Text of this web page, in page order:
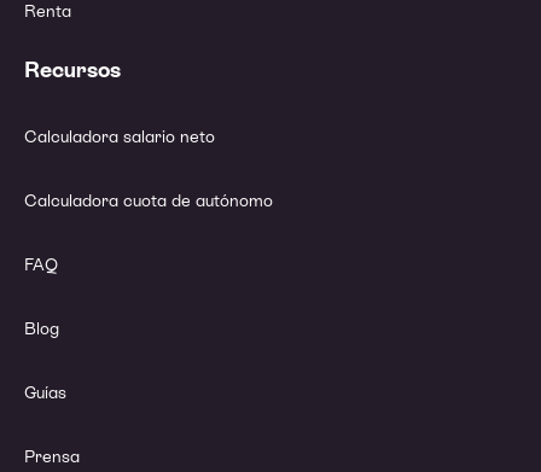
Renta
Recursos
Calculadora salario neto
Calculadora cuota de autónomo
FAQ
Blog
Guías
Prensa